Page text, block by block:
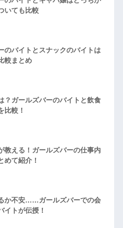
いても比較
のバイトとスナックのバイトは
較まとめ
？ガールズバーのバイトと飲食
比較！
教える！ガールズバーの仕事内
めて紹介！
るか不安……ガールズバーでの会
イトが伝授！